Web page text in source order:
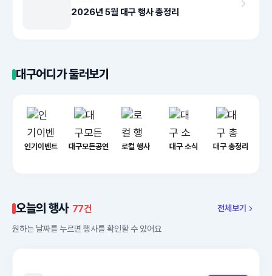
2026년 5월 대구 행사 총정리
대구어디가 둘러보기
인기이벤트 대구모든공연 로컬 행사 대구 소식 대구 총정리
오늘의 행사 77건 전체보기
원하는 날짜를 누르면 행사를 확인할 수 있어요